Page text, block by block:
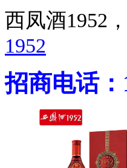
西凤酒1952
1952
招商电话：